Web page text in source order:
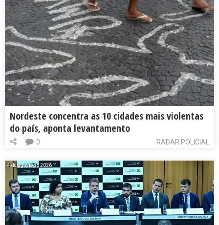
Nordeste concentra as 10 cidades mais violentas
do país, aponta levantamento
RADAR POLICIAL
0
4 de agosto de 2026